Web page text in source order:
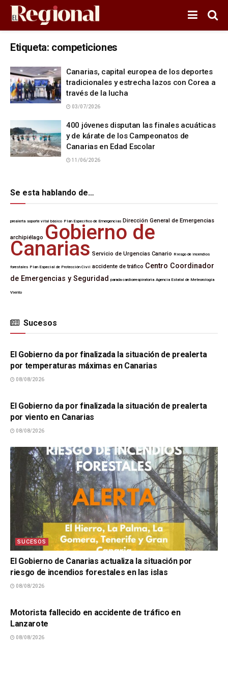
Etiqueta: competiciones
Canarias, capital europea de los deportes
tradicionales y estrecha lazos con Corea a
través de la lucha
03/07/2026
400 jóvenes disputan las finales acuáticas
y de kárate de los Campeonatos de
Canarias en Edad Escolar
11/06/2026
Se esta hablando de…
prealerta soporte vital básico Plan Específico de Emergencias Dirección General de Emergencias
archipiélago Gobierno de
Canarias Servicio de Urgencias Canario Riesgo de incendios
forestales Plan Especial de Protección Civil accidente de tráfico Centro Coordinador
de Emergencias y Seguridad parada cardiorrespiratoria Agencia Estatal de Meteorología
Viento
Sucesos
SUCESOS
El Gobierno da por finalizada la situación de prealerta
por temperaturas máximas en Canarias
08/08/2026
El Gobierno da por finalizada la situación de prealerta
por viento en Canarias
08/08/2026
SUCESOS
El Gobierno de Canarias actualiza la situación por
riesgo de incendios forestales en las islas
08/08/2026
Motorista fallecido en accidente de tráfico en
Lanzarote
08/08/2026